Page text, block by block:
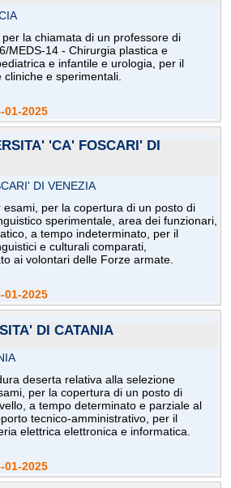
la chiamata di un professore di
MEDS-14 - Chirurgia plastica e
e infantile e urologia, per il
e sperimentali.
01-2025
'CA' FOSCARI' DI
DI VENEZIA
per la copertura di un posto di
sperimentale, area dei funzionari,
a tempo indeterminato, per il
e culturali comparati,
ai volontari delle Forze armate.
01-2025
DI CATANIA
deserta relativa alla selezione
per la copertura di un posto di
a tempo determinato e parziale al
tecnico-amministrativo, per il
elettrica elettronica e informatica.
01-2025